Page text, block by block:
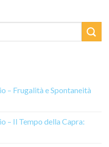
– Frugalità e Spontaneità
– Il Tempo della Capra: